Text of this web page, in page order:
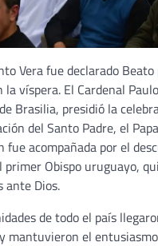
Vera fue declarado
la víspera. El Cardenal
Brasilia, presidió la
del Santo Padre, el
fue acompañada por el
primer Obispo uruguayo,
ante Dios.
de todo el país
mantuvieron el